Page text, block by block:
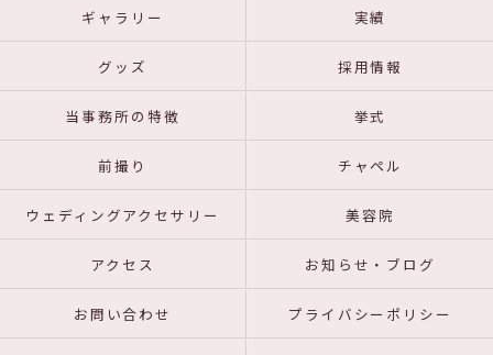
ギャラリー 実績
グッズ 採用情報
当事務所の特徴 挙式
前撮り チャペル
ウェディングアクセサリー 美容院
アクセス お知らせ・ブログ
お問い合わせ プライバシーポリシー